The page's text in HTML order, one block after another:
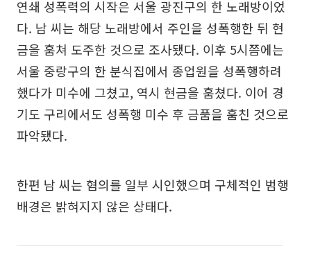
연쇄 성폭력의 시작은 서울 광진구의 한 노래방이었
다. 남 씨는 해당 노래방에서 주인을 성폭행한 뒤 현
금을 훔쳐 도주한 것으로 조사됐다. 이후 5시쯤에는
서울 중랑구의 한 분식집에서 종업원을 성폭행하려
했다가 미수에 그쳤고, 역시 현금을 훔쳤다. 이어 경
기도 구리에서도 성폭행 미수 후 금품을 훔친 것으로
파악됐다.
한편 남 씨는 혐의를 일부 시인했으며 구체적인 범행
배경은 밝혀지지 않은 상태다.